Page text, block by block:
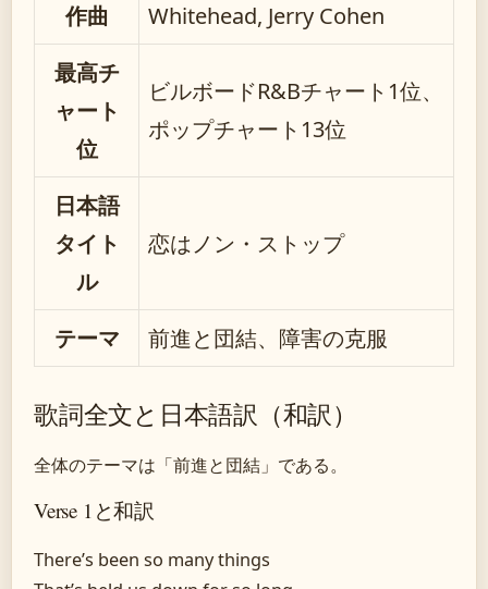
作曲
Whitehead, Jerry Cohen
最高チ
ャート
位
ビルボードR&Bチャート1位、
ポップチャート13位
日本語
タイト
ル
恋はノン・ストップ
テーマ 前進と団結、障害の克服
歌詞全文と日本語訳（和訳）
全体のテーマは「前進と団結」である。
Verse 1と和訳
There’s been so many things